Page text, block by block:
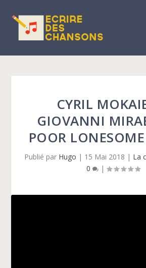
CYRIL
GIOVANNI
POOR
Publié par Hugo | 15 Mai 2018 | La
0
|